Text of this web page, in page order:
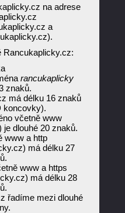
na adrese
a
Rancukaplicky.cz:
rancukaplicky
znaků.
má délku 16 znaků
koncovky).
včetně www
dlouhé 20 znaků.
www a http
má délku 27
www a https
má délku 28
řadíme mezi dlouhé